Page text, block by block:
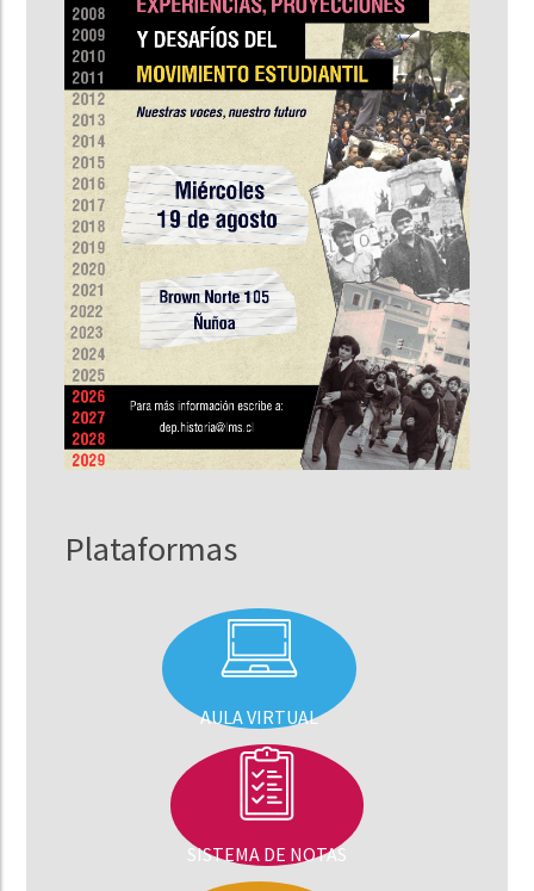
Plataformas
AULA VIRTUAL
SISTEMA DE NOTAS